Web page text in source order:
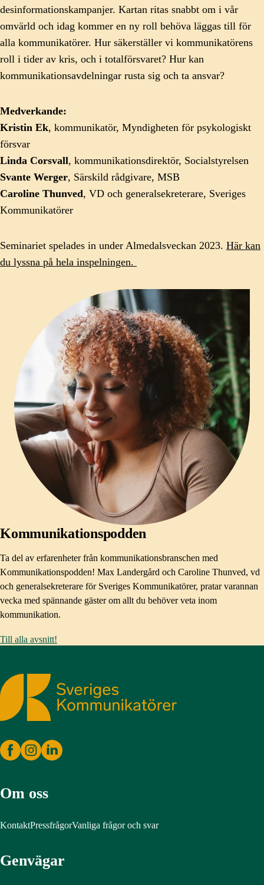
desinformationskampanjer. Kartan ritas snabbt om i vår
omvärld och idag kommer en ny roll behöva läggas till för
alla kommunikatörer. Hur säkerställer vi kommunikatörens
roll i tider av kris, och i totalförsvaret? Hur kan
kommunikationsavdelningar rusta sig och ta ansvar?
Medverkande:
Kristin Ek, kommunikatör, Myndigheten för psykologiskt
försvar
Linda Corsvall, kommunikationsdirektör, Socialstyrelsen
Svante Werger, Särskild rådgivare, MSB
Caroline Thunved, VD och generalsekreterare, Sveriges
Kommunikatörer
Seminariet spelades in under Almedalsveckan 2023. Här kan
du lyssna på hela inspelningen.
Kommunikationspodden
Ta del av erfarenheter från kommunikationsbranschen med
Kommunikationspodden! Max Landergård och Caroline Thunved, vd
och generalsekreterare för Sveriges Kommunikatörer, pratar varannan
vecka med spännande gäster om allt du behöver veta inom
kommunikation.
Till alla avsnitt!
Sveriges Kommunikatörer
Om oss
KontaktPressfrågorVanliga frågor och svar
Genvägar